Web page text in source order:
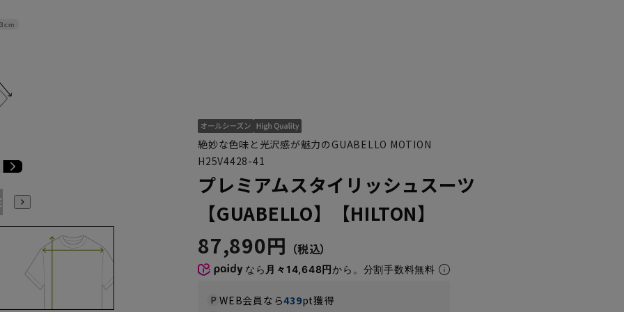
BE4 YA4 YA7 YA8
絶妙な色味と光沢感が魅力のGUABELLO MOTION
H25V4428-41
プレミアムスタイリッシュスーツ
【GUABELLO】【HILTON】
87,890円
なら 月々14,648円から。分割手数料無料
WEB会員なら439pt獲得